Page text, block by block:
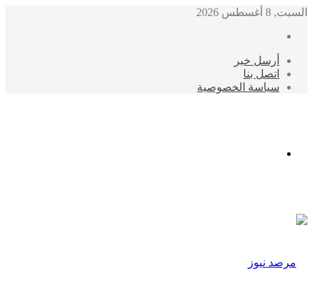
السبت, 8 أغسطس 2026
أرسل خبر
اتصل بنا
سياسة الخصوصية